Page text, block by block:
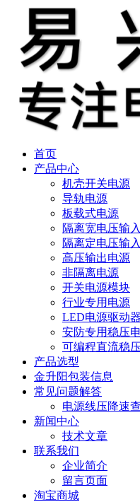
首页
产品中心
机壳开关电源
导轨电源
板载式电源
隔离宽电压输
隔离定电压输
高压输出电源
非隔离电源
开关电源模块
行业专用电源
LED电源驱动器
安防专用稳压
可编程直流稳
产品选型
金升阳包装信息
常见问题解答
电源线压降速查
新闻中心
技术文章
联系我们
企业简介
留言页面
淘宝商城